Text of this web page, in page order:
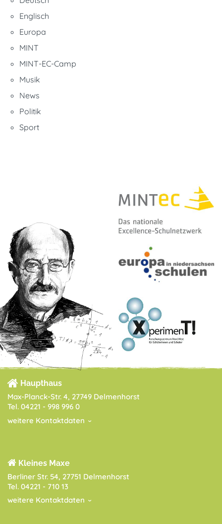
Englisch
Europa
MINT
MINT-EC-Camp
Musik
News
Politik
Sport
Haupthaus
Max-Planck-Str. 4, 27749 Delmenhorst
Tel. 04221 - 998 996 0
weitere Kontaktdaten
Kleines Maxe
Berliner Str. 54, 27751 Delmenhorst
Tel. 04221 - 710 13
weitere Kontaktdaten